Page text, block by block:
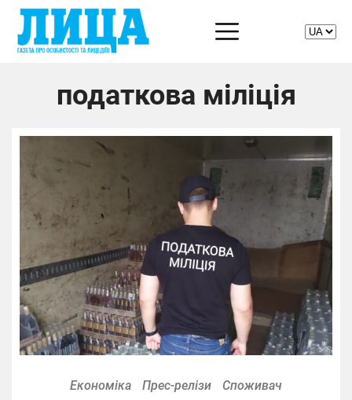
податкова міліція
Економіка Прес-релізи Споживач